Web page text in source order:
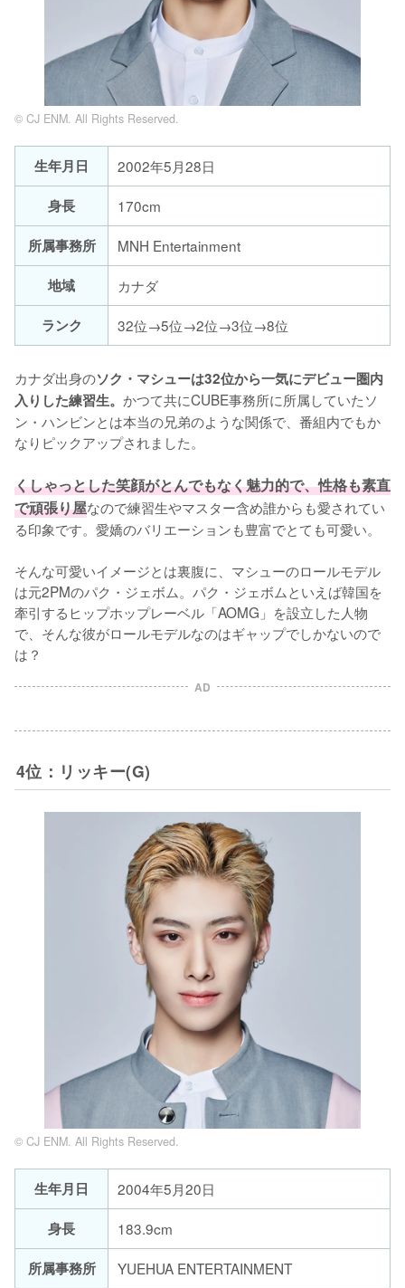
© CJ ENM. All Rights Reserved.
生年月日
2002年5月28日
身長
170cm
所属事務所
MNH Entertainment
地域
カナダ
ランク
32位→5位→2位→3位→8位
カナダ出身のソク・マシューは32位から一気にデビュー圏内
入りした練習生。 かつて共にCUBE事務所に所属していたソ
ン・ハンビンとは本当の兄弟のような関係で、番組内でもか
なりピックアップされました。
くしゃっとした笑顔がとんでもなく魅力的で、性格も素直
で頑張り屋なので練習生やマスター含め誰からも愛されてい
る印象です。愛嬌のバリエーションも豊富でとても可愛い。
そんな可愛いイメージとは裏腹に、マシューのロールモデル
は元2PMのパク・ジェボム。パク・ジェボムといえば韓国を
牽引するヒップホップレーベル「AOMG」を設立した人物
で、そんな彼がロールモデルなのはギャップでしかないので
は？
AD
4位：リッキー(G)
© CJ ENM. All Rights Reserved.
生年月日
2004年5月20日
身長
183.9cm
所属事務所
YUEHUA ENTERTAINMENT